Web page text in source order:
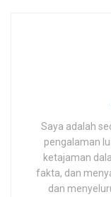
Saya adalah
pengalaman
ketajaman
fakta, dan
dan